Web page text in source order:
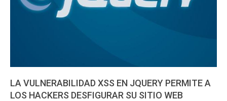
LA VULNERABILIDAD XSS EN JQUERY PERMITE A
LOS HACKERS DESFIGURAR SU SITIO WEB